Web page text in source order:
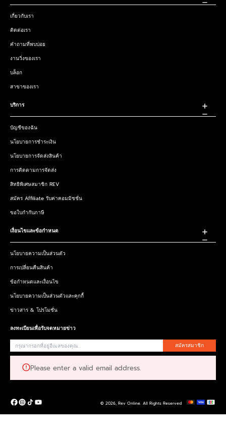
เกี่ยวกับเรา
ติดต่อเรา
คำถามที่พบบ่อย
งานวิ่งของเรา
บล็อก
สาขาของเรา
บริการ
บัญชีของฉัน
นโยบายการชำระเงิน
นโยบายการจัดส่งสินค้า
การติดตามการจัดส่ง
สิทธิพิเศษสมาชิก REV
สมัคร Affiliate รับค่าคอมมิชชั่น
ขอใบกำกับภาษี
เงื่อนไขและข้อกำหนด
นโยบายความเป็นส่วนตัว
การเปลี่ยนคืนสินค้า
ข้อกำหนดและเงื่อนไข
นโยบายความเป็นส่วนตัวและคุกกี้
ข่าวสาร & โปรโมชั่น
ลงทะเบียนเพื่อรับจดหมายข่าว
สมัครสมาชิก
Please enter a valid email address.
© 2026, Rev Online. All Rights Reserved